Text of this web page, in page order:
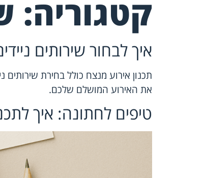
קטגוריה:
איך לבחור שירותים
תכנון אירוע מנצח כולל בחירת שירותים
את האירוע המושלם שלכם.
טיפים לחתונה: איך